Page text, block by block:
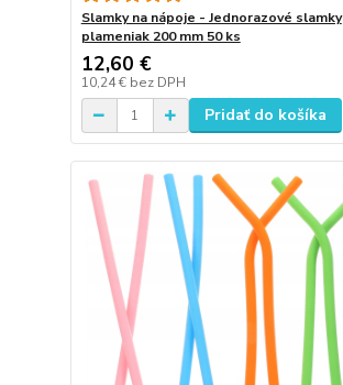
Slamky na nápoje - Jednorazové slamky
plameniak 200 mm 50 ks
12,60 €
10,24 € bez DPH
Pridať do košíka